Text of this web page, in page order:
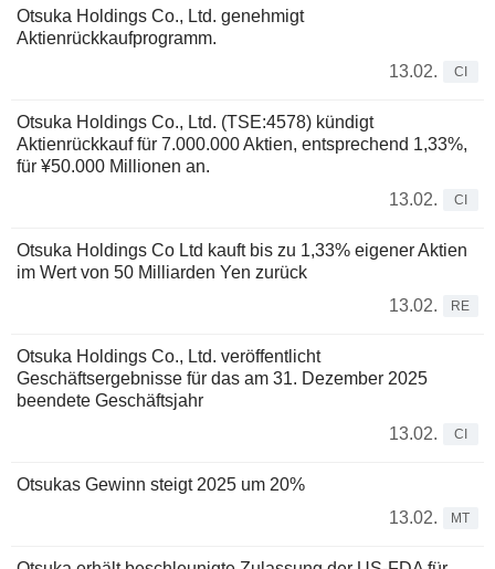
Otsuka Holdings Co., Ltd. genehmigt
Aktienrückkaufprogramm.
13.02.
CI
Otsuka Holdings Co., Ltd. (TSE:4578) kündigt
Aktienrückkauf für 7.000.000 Aktien, entsprechend 1,33%,
für ¥50.000 Millionen an.
13.02.
CI
Otsuka Holdings Co Ltd kauft bis zu 1,33% eigener Aktien
im Wert von 50 Milliarden Yen zurück
13.02.
RE
Otsuka Holdings Co., Ltd. veröffentlicht
Geschäftsergebnisse für das am 31. Dezember 2025
beendete Geschäftsjahr
13.02.
CI
Otsukas Gewinn steigt 2025 um 20%
13.02.
MT